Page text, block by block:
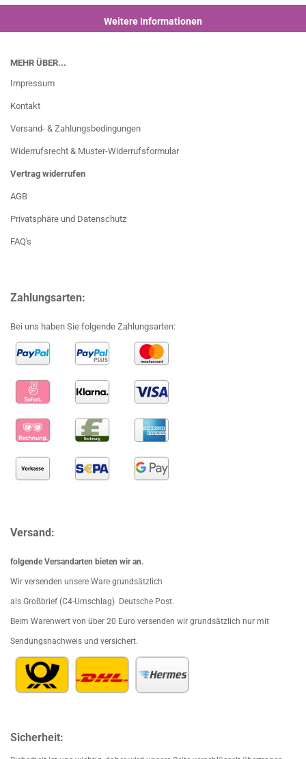
Weitere Informationen
MEHR ÜBER...
Impressum
Kontakt
Versand- & Zahlungsbedingungen
Widerrufsrecht & Muster-Widerrufsformular
Vertrag widerrufen
AGB
Privatsphäre und Datenschutz
FAQ's
Zahlungsarten:
Bei uns haben Sie folgende Zahlungsarten:
Versand:
folgende Versandarten bieten wir an.
Wir versenden unsere Ware grundsätzlich
als Großbrief (C4-Umschlag) Deutsche Post.
Beim Warenwert von über 20 Euro versenden wir grundsätzlich nur mit
Sendungsnachweis und versichert.
Sicherheit: